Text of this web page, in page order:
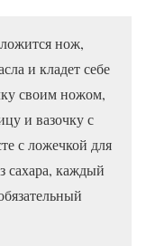
нож,
и кладет себе
своим ножом,
и вазочку с
с ложечкой для
сахара, каждый